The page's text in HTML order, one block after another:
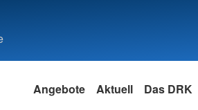
Angebote Aktuell Das DRK